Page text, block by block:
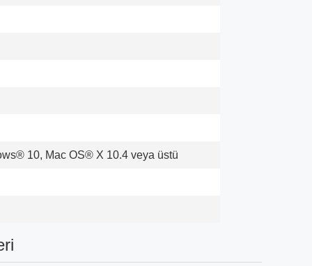
10, Mac OS® X 10.4 veya üstü